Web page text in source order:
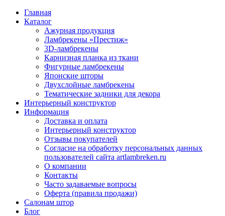
Главная
Каталог
Ажурная продукция
Ламбрекены «Престиж»
3D-ламбрекены
Карнизная планка из ткани
Фигурные ламбрекены
Японские шторы
Двухслойные ламбрекены
Тематические задники для декора
Интерьерный конструктор
Информация
Доставка и оплата
Интерьерный конструктор
Отзывы покупателей
Согласие на обработку персональных данных
пользователей сайта artlambreken.ru
О компании
Контакты
Часто задаваемые вопросы
Оферта (правила продажи)
Салонам штор
Блог